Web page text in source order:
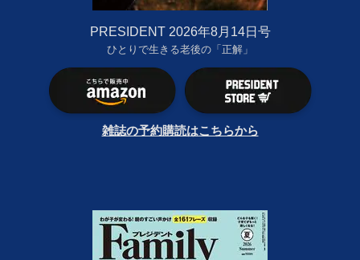
PRESIDENT 2026年8月14日号
ひとりで生きる老後の「正解」
雑誌の予約購読はこちらから